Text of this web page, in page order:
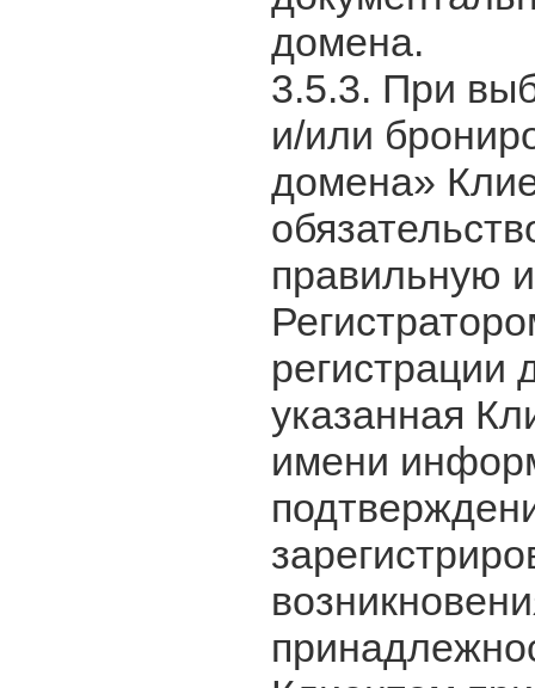
домена.
3.5.3. При
и/или
домена»
правильную
регистрации
указанная
имени